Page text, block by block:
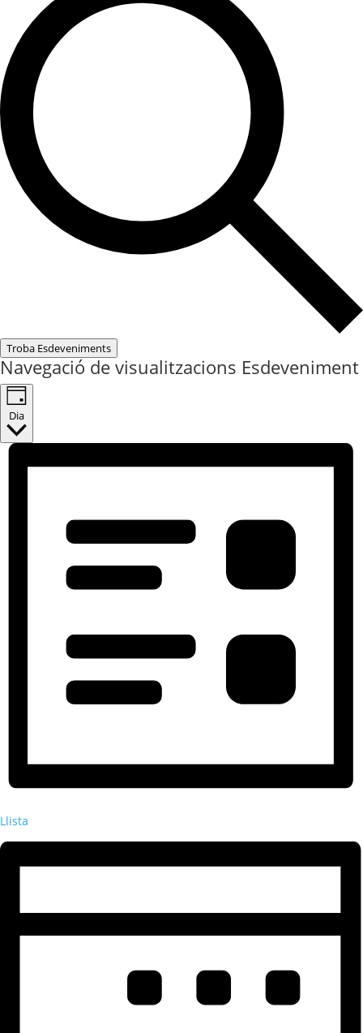
Troba Esdeveniments
Navegació de visualitzacions Esdeveniment
Dia
Llista